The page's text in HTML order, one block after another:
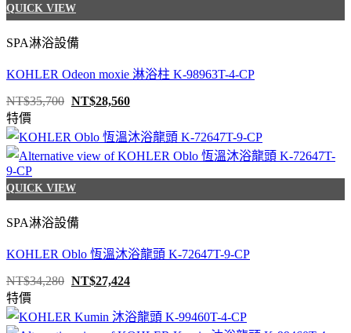
NT$113,960。
QUICK VIEW
SPA淋浴設備
KOHLER Odeon moxie 淋浴柱 K-98963T-4-CP
NT$35,700 原
格：
NT$35,700。
NT$28,560目
格：
NT$28,560。
特價
QUICK VIEW
SPA淋浴設備
KOHLER Oblo 恆溫沐浴龍頭 K-72647T-9-CP
NT$34,280 原
格：
NT$27,424目
格：
特價